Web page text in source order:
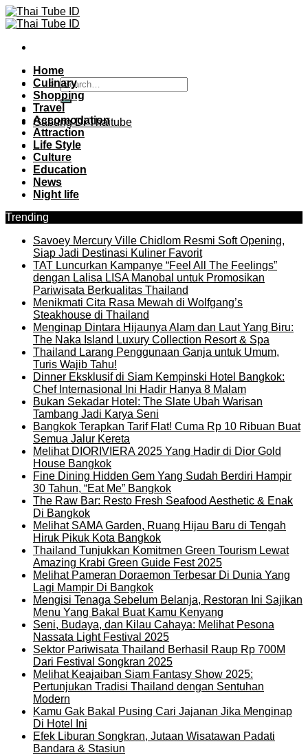
Skip
to
Gabung Di Thaitube
Home
Culinary
Shopping
Travel
Accomodation
Attraction
Life Style
Culture
Education
News
Night life
Trending
Savoey Mercury Ville Chidlom Resmi Soft Opening,
Siap Jadi Destinasi Kuliner Favorit
TAT Luncurkan Kampanye “Feel All The Feelings”
dengan Lalisa LISA Manobal untuk Promosikan
Pariwisata Berkualitas Thailand
Menikmati Cita Rasa Mewah di Wolfgang’s
Steakhouse di Thailand
Menginap Dintara Hijaunya Alam dan Laut Yang Biru:
The Naka Island Luxury Collection Resort & Spa
Thailand Larang Penggunaan Ganja untuk Umum,
Turis Wajib Tahu!
Dinner Eksklusif di Siam Kempinski Hotel Bangkok:
Chef Internasional Ini Hadir Hanya 8 Malam
Bukan Sekadar Hotel: The Slate Ubah Warisan
Tambang Jadi Karya Seni
Bangkok Terapkan Tarif Flat! Cuma Rp 10 Ribuan Buat
Semua Jalur Kereta
Melihat DIORIVIERA 2025 Yang Hadir di Dior Gold
House Bangkok
Fine Dining Hidden Gem Yang Sudah Berdiri Hampir
30 Tahun, “Eat Me” Bangkok
The Raw Bar: Resto Fresh Seafood Aesthetic & Enak
Di Bangkok
Melihat SAMA Garden, Ruang Hijau Baru di Tengah
Hiruk Pikuk Kota Bangkok
Thailand Tunjukkan Komitmen Green Tourism Lewat
Amazing Krabi Green Guide Fest 2025
Melihat Pameran Doraemon Terbesar Di Dunia Yang
Lagi Mampir Di Bangkok
Mengisi Tenaga Sebelum Belanja, Restoran Ini Sajikan
Menu Yang Bakal Buat Kamu Kenyang
Seni, Budaya, dan Kilau Cahaya: Melihat Pesona
Nassata Light Festival 2025
Sektor Pariwisata Thailand Berhasil Raup Rp 700M
Dari Festival Songkran 2025
Melihat Keajaiban Siam Fantasy Show 2025:
Pertunjukan Tradisi Thailand dengan Sentuhan
Modern
Kamu Gak Bakal Pusing Cari Jajanan Jika Menginap
Di Hotel Ini
Efek Liburan Songkran, Jutaan Wisatawan Padati
Bandara & Stasiun